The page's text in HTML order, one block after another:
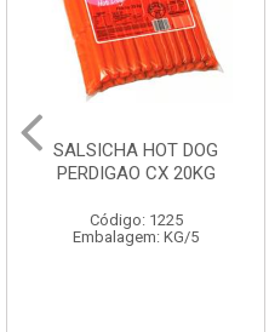
HOT DOG
CX 20KG
Código: 1225
KG/5